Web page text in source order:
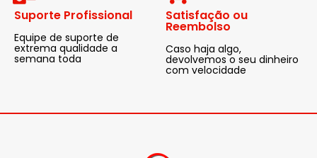
Suporte Profissional
Equipe de suporte de
extrema qualidade a
semana toda
Satisfação ou
Reembolso
Caso haja algo,
devolvemos o seu dinheiro
com velocidade